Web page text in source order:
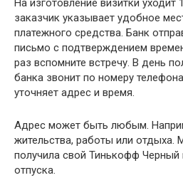
На изготовление визитки уходит
заказчик указывает удобное
платежного средства. Банк
письмо с подтверждением
раз вспомните встречу. В день
банка звонит по номеру
уточняет адрес и время.
Адрес может быть любым.
жительства, работы или отдыха.
получила свой Тинькофф Черный
отпуска.